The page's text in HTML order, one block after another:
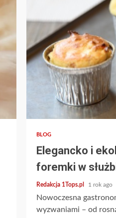
3 min read
BLOG
Elegancko i
foremki w
Redakcja 1Tops.pl 1 rok ago
Nowoczesna
wyzwaniami – od